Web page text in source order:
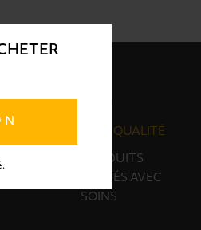
SÉLECTION & QUALITÉ
DES PRODUITS
SÉLECTIONNÉS AVEC
SOINS